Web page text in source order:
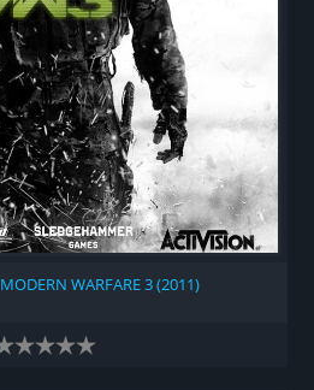
WARFARE 3 (2011)